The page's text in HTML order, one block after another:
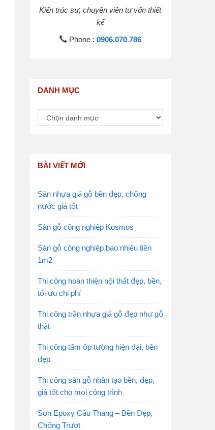
Kiến trúc sư, chuyên viên tư vấn thiết
kế
Phone : 0906.070.786
DANH MỤC
BÀI VIẾT MỚI
Sàn nhựa giả gỗ bền đẹp, chống
nước giá tốt
Sàn gỗ công nghiệp Kosmos
Sàn gỗ công nghiệp bao nhiêu tiền
1m2
Thi công hoàn thiện nội thất đẹp, bền,
tối ưu chi phí
Thi công trần nhựa giả gỗ đẹp như gỗ
thật
Thi công tấm ốp tường hiện đại, bền
đẹp
Thi công sàn gỗ nhân tạo bền, đẹp,
giá tốt cho mọi công trình
Sơn Epoxy Cầu Thang – Bền Đẹp,
Chống Trượt